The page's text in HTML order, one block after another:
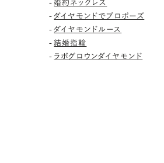
-婚約ネックレス
-ダイヤモンドでプロポーズ
-ダイヤモンドルース
-結婚指輪
- ラボグロウンダイヤモンド